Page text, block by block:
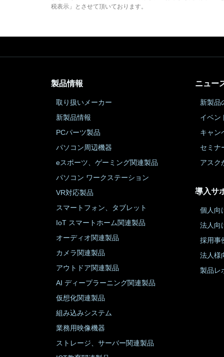
税表示」とさせて頂いております。
製品情報
取り扱いメーカー
新製品情報
PCパーツ製品
パソコン周辺機器
eスポーツ、ゲーミング関連製品
パソコン ワークステーション
VR対応製品
スマートフォン、タブレット
IoT スマートホーム関連製品
オーディオ関連製品
カメラ関連製品
アウトドア関連製品
AI ディープラーニング関連製品
仮想化関連製品
組み込みシステム
業務用映像機器
ストレージ、サーバー関連製品
ニュー
新製品
イベン
キャン
セミナ
アスク
導入サ
個人向
法人向
採用事
法人様
製品レ